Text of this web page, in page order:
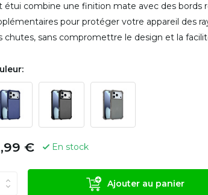
étui combine une finition mate avec des bords
pour protéger votre appareil des
chutes, sans compromettre le design et la
€ En stock
Ajouter au panier